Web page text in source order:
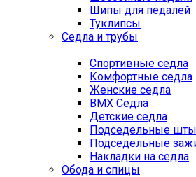
Шипы для педалей
Туклипсы
Седла и трубы
Спортивные седла
Комфортные седла
Женские седла
BMX Седла
Детские седла
Подседельные
Подседельные
Накладки на седла
Обода и спицы